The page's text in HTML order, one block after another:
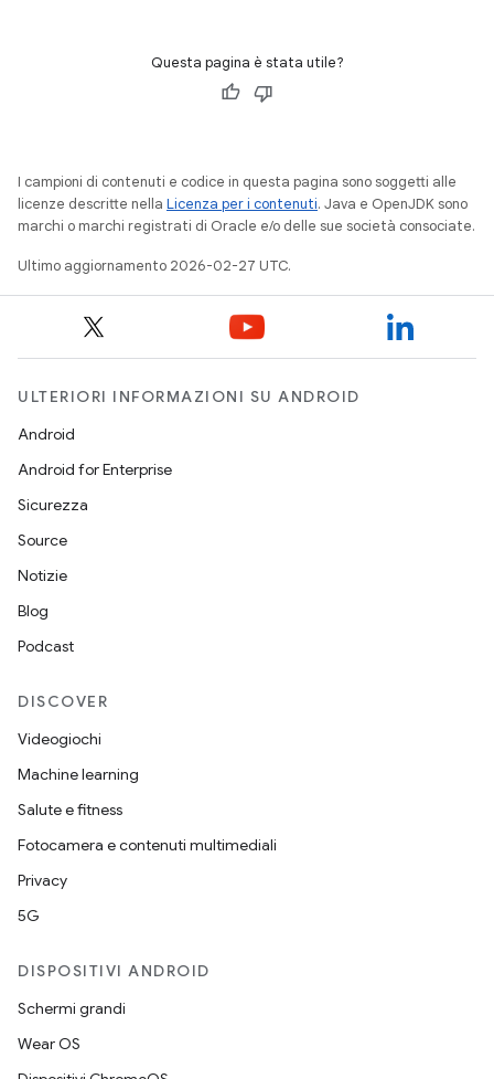
Questa pagina è stata utile?
I campioni di contenuti e codice in questa pagina sono soggetti alle
licenze descritte nella Licenza per i contenuti. Java e OpenJDK sono
marchi o marchi registrati di Oracle e/o delle sue società consociate.
Ultimo aggiornamento 2026-02-27 UTC.
ULTERIORI INFORMAZIONI SU ANDROID
Android
Android for Enterprise
Sicurezza
Source
Notizie
Blog
Podcast
DISCOVER
Videogiochi
Machine learning
Salute e fitness
Fotocamera e contenuti multimediali
Privacy
5G
DISPOSITIVI ANDROID
Schermi grandi
Wear OS